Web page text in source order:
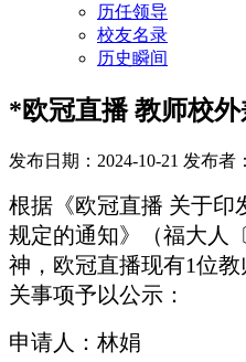
历任领导
校友名录
历史瞬间
*欧冠直播 教师校
发布日期：2024-10-21 发布者：
根据《欧冠直播 关于印
规定的通知》（福大人
神，欧冠直播现有1位
关事项予以公示：
申请人：林娟